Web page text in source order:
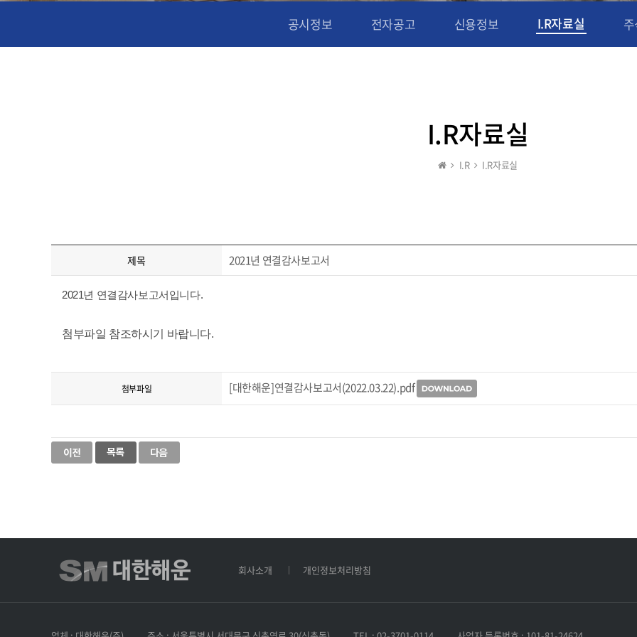
공시정보 전자공고 신용정보 I.R자료실
I.R자료실
I.R I.R자료실
제목 2021년 연결감사보고서
2021년 연결감사보고서입니다.
첨부파일 참조하시기 바랍니다.
첨부파일 [대한해운]연결감사보고서(2022.03.22).pdf
회사소개 개인정보처리방침